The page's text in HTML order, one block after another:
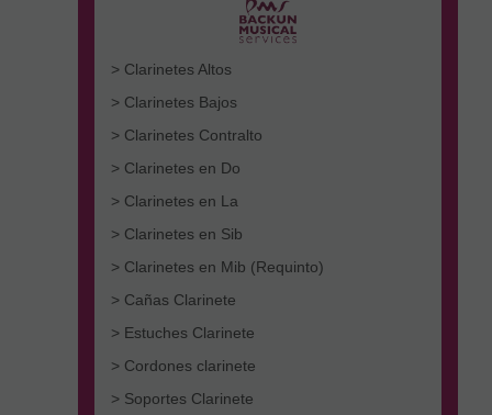
> Clarinetes Altos
> Clarinetes Bajos
> Clarinetes Contralto
> Clarinetes en Do
> Clarinetes en La
> Clarinetes en Sib
> Clarinetes en Mib (Requinto)
> Cañas Clarinete
> Estuches Clarinete
> Cordones clarinete
> Soportes Clarinete